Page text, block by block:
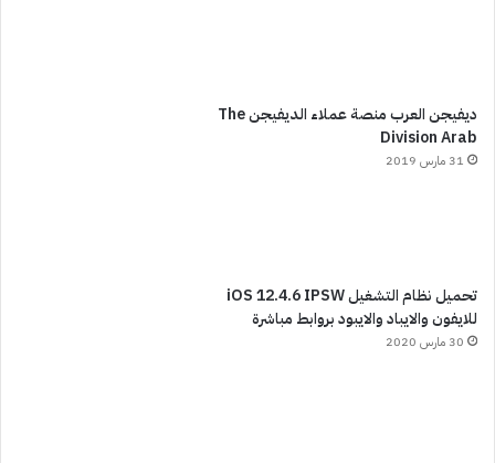
ديفيجن العرب منصة عملاء الديفيجن The
Division Arab
31 مارس 2019
تحميل نظام التشغيل iOS 12.4.6 IPSW
للايفون والايباد والايبود بروابط مباشرة
30 مارس 2020